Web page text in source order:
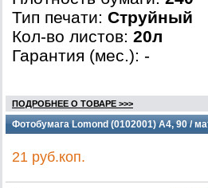
Тип печати: Струйный
Кол-во листов: 20л
Гарантия (мес.): -
ПОДРОБНЕЕ О ТОВАРЕ >>>
Фотобумага Lomond (0102001) A4, 90 /
21 руб.коп.